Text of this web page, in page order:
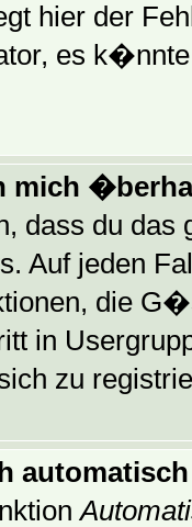
hier der
es
mich
dass du
Auf jeden
die
in
zu